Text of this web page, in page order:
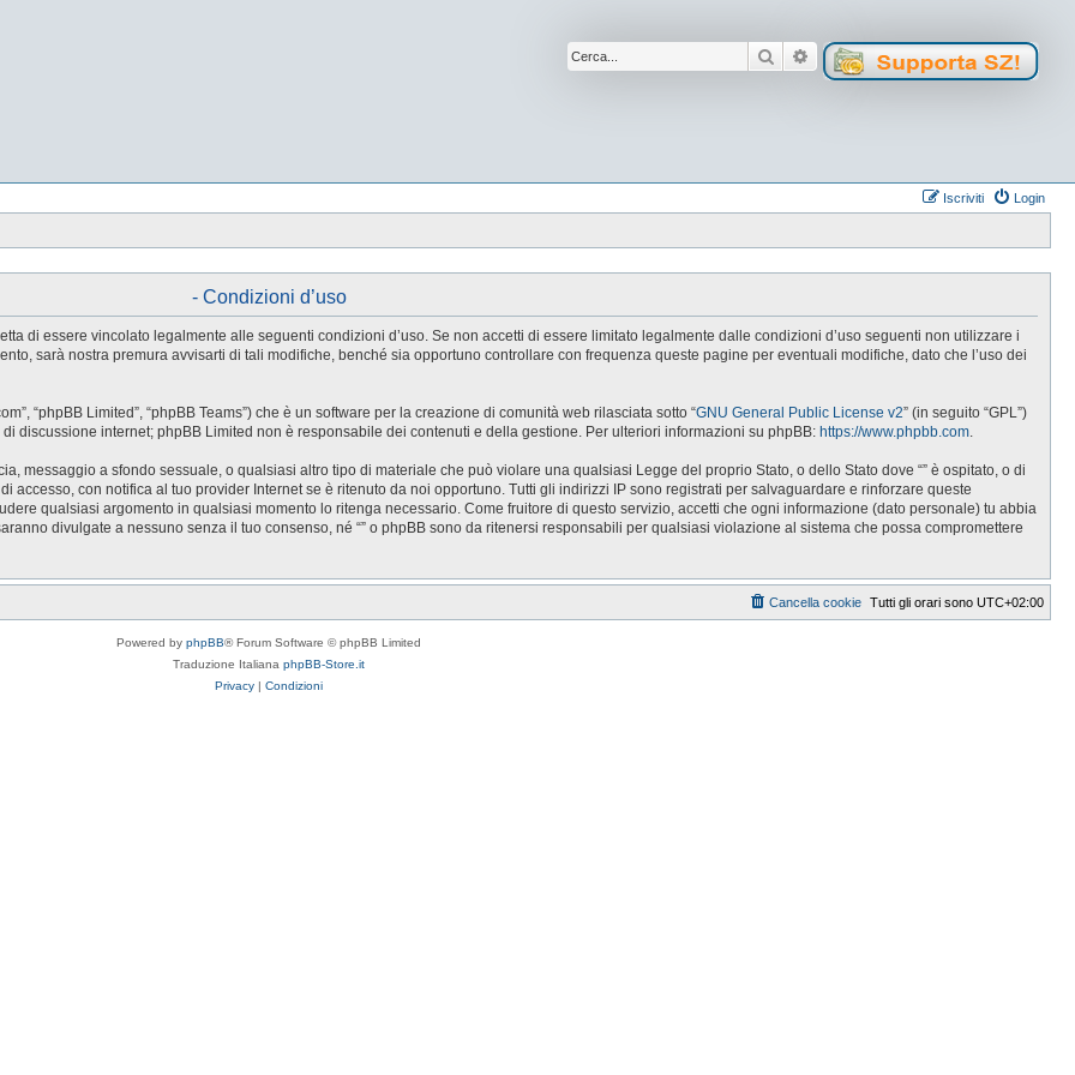
Cerca Ricerca avanzata
Login
Iscriviti
- Condizioni d’uso
di essere vincolato legalmente alle seguenti condizioni d’uso. Se non accetti di essere limitato legalmente dalle condizioni d’uso seguenti non utilizzare i
sarà nostra premura avvisarti di tali modifiche, benché sia opportuno controllare con frequenza queste pagine per eventuali modifiche, dato che l’uso dei
“phpBB Limited”, “phpBB Teams”) che è un software per la creazione di comunità web rilasciata sotto “GNU General Public License v2” (in seguito “GPL”)
discussione internet; phpBB Limited non è responsabile dei contenuti e della gestione. Per ulteriori informazioni su phpBB: https://www.phpbb.com.
messaggio a sfondo sessuale, o qualsiasi altro tipo di materiale che può violare una qualsiasi Legge del proprio Stato, o dello Stato dove “” è ospitato, o di
accesso, con notifica al tuo provider Internet se è ritenuto da noi opportuno. Tutti gli indirizzi IP sono registrati per salvaguardare e rinforzare queste
qualsiasi argomento in qualsiasi momento lo ritenga necessario. Come fruitore di questo servizio, accetti che ogni informazione (dato personale) tu abbia
divulgate a nessuno senza il tuo consenso, né “” o phpBB sono da ritenersi responsabili per qualsiasi violazione al sistema che possa compromettere
Tutti gli orari sono UTC+02:00
Cancella cookie
Powered by phpBB® Forum Software © phpBB Limited
Traduzione Italiana phpBB-Store.it
Privacy | Condizioni